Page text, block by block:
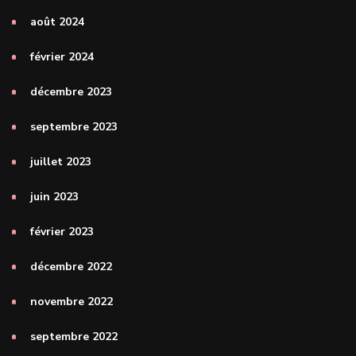
août 2024
février 2024
décembre 2023
septembre 2023
juillet 2023
juin 2023
février 2023
décembre 2022
novembre 2022
septembre 2022